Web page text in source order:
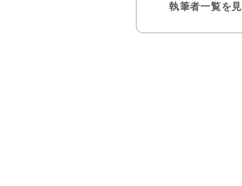
執筆者一覧を